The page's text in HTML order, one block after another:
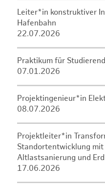
Leiter*in konstruktiver
Hafenbahn
22.07.2026
Praktikum für
07.01.2026
Projektingenieur*in
08.07.2026
Projektleiter*in
Standortentwicklung
Altlastsanierung und
17.06.2026